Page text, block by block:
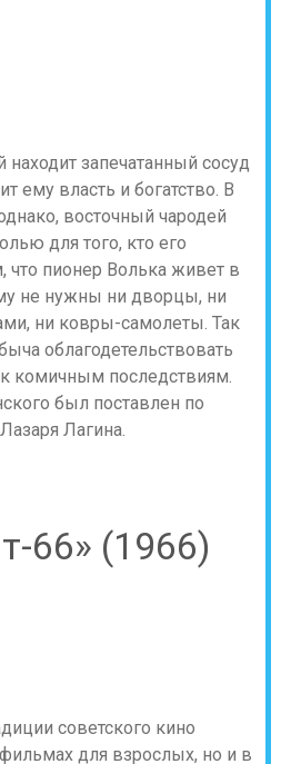
находит запечатанный сосуд
ему власть и богатство. В
восточный чародей
для того, кто его
что пионер Волька живет в
не нужны ни дворцы, ни
ни ковры-самолеты. Так
облагодетельствовать
к комичным последствиям.
был поставлен по
Лагина.
66» (1966)
советского кино
для взрослых, но и в